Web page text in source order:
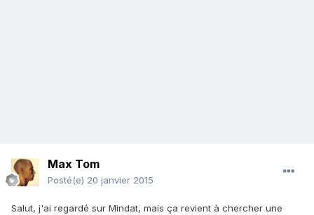
Max Tom
Posté(e) 20 janvier 2015
Salut, j'ai regardé sur Mindat, mais ça revient à chercher une